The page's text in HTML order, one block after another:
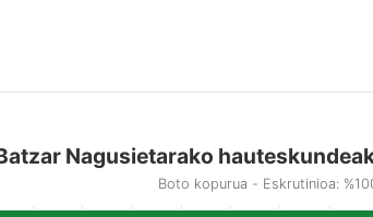
Nagusietarako
Boto kopurua - Eskrutinioa: